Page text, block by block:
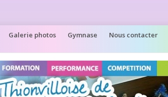
Galerie photos Gymnase Nous contacter